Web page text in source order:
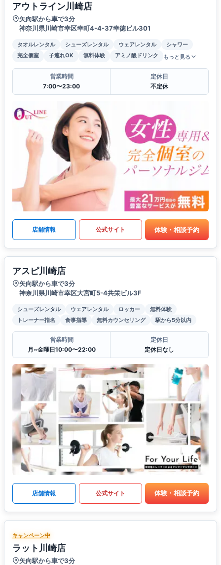
アウトライン川崎店
矢向駅から車で3分
神奈川県川崎市幸区幸町4-4-37幸徳ビル301
タオルレンタル シューズレンタル ウェアレンタル
シャワー
完全個室
子連れOK 無料体験 アミノ酸ドリンク もっと見る
営業時間
7:00〜23:00
定休日
不定休
店舗情報 公式サイト 体験・相談予約
アスピ川崎店
矢向駅から車で3分
神奈川県川崎市幸区大宮町5-4共栄ビル3F
シューズレンタル ウェアレンタル ロッカー
無料体験
トレーナー指名
食事指導 無料カウンセリング 駅から5分以内
営業時間
月~金曜日10:00〜22:00
定休日
定休日なし
店舗情報 公式サイト 体験・相談予約
キャンペーン中
ラット川崎店
矢向駅から車で3分